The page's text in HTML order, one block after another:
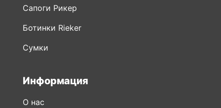
Сапоги Рикер
Ботинки Rieker
Сумки
Информация
О нас